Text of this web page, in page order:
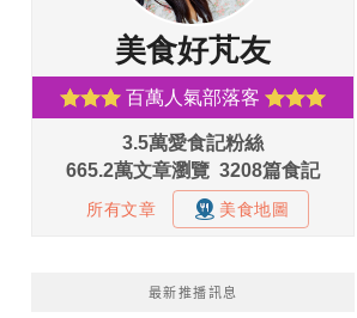
最新推播訊息